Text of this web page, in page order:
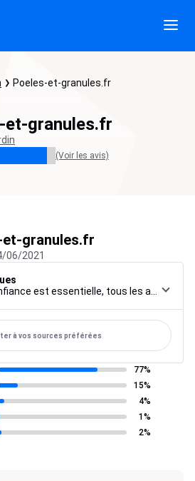
Poeles-et-granules.fr
et-granules.fr
(Voir les avis)
et-granules.fr
06/2021
à vos sources préférées
77%
15%
4%
1%
2%